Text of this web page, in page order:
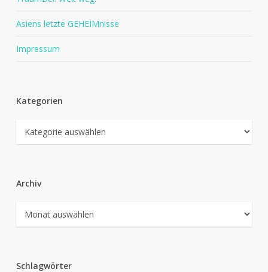
Asiens letzte GEHEIMnisse
Impressum
Kategorien
Archiv
Schlagwörter